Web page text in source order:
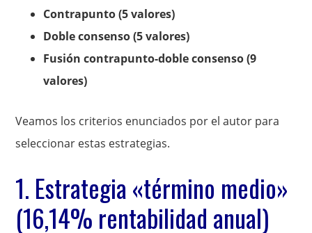
Contrapunto (5 valores)
Doble consenso (5 valores)
Fusión contrapunto-doble consenso (9
valores)
Veamos los criterios enunciados por el autor para
seleccionar estas estrategias.
1. Estrategia «término medio»
(16,14% rentabilidad anual)